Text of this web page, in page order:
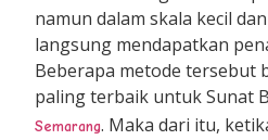
namun dalam skala kecil
langsung mendapatkan
Beberapa metode tersebut
paling terbaik untuk Sunat
Semarang. Maka dari itu,